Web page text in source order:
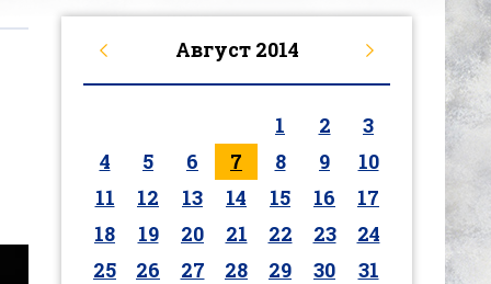
Август 2014
1 2
3
4
5 6 7 8 9
10
11
12 13 14 15 16
17
18
19 20 21 22 23
24
25
26 27 28 29 30 31